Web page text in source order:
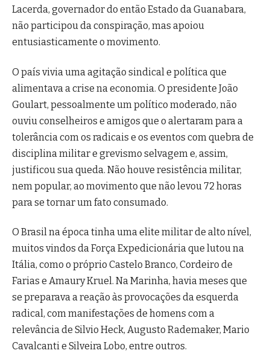
Lacerda, governador do então Estado da Guanabara,
não participou da conspiração, mas apoiou
entusiasticamente o movimento.
O país vivia uma agitação sindical e política que
alimentava a crise na economia. O presidente João
Goulart, pessoalmente um político moderado, não
ouviu conselheiros e amigos que o alertaram para a
tolerância com os radicais e os eventos com quebra de
disciplina militar e grevismo selvagem e, assim,
justificou sua queda. Não houve resistência militar,
nem popular, ao movimento que não levou 72 horas
para se tornar um fato consumado.
O Brasil na época tinha uma elite militar de alto nível,
muitos vindos da Força Expedicionária que lutou na
Itália, como o próprio Castelo Branco, Cordeiro de
Farias e Amaury Kruel. Na Marinha, havia meses que
se preparava a reação às provocações da esquerda
radical, com manifestações de homens com a
relevância de Silvio Heck, Augusto Rademaker, Mario
Cavalcanti e Silveira Lobo, entre outros.